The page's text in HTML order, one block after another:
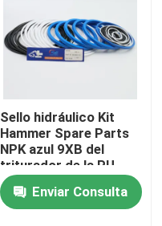
Sello hidráulico Kit
Hammer Spare Parts
NPK azul 9XB del
triturador de la PU
Enviar Consulta